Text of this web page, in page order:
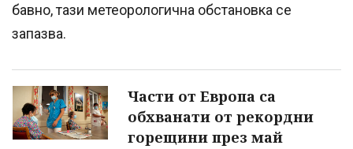
бавно, тази метеорологична обстановка се
запазва.
Части от Европа са
обхванати от рекордни
горещини през май